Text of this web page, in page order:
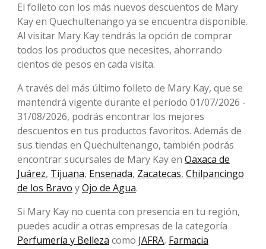
El folleto con los más nuevos descuentos de Mary
Kay en Quechultenango ya se encuentra disponible.
Al visitar Mary Kay tendrás la opción de comprar
todos los productos que necesites, ahorrando
cientos de pesos en cada visita.
A través del más último folleto de Mary Kay, que se
mantendrá vigente durante el periodo 01/07/2026 -
31/08/2026, podrás encontrar los mejores
descuentos en tus productos favoritos. Además de
sus tiendas en Quechultenango, también podrás
encontrar sucursales de Mary Kay en Oaxaca de
Juárez, Tijuana, Ensenada, Zacatecas, Chilpancingo
de los Bravo yOjo de Agua.
Si Mary Kay no cuenta con presencia en tu región,
puedes acudir a otras empresas de la categoría
Perfumería y Belleza como JAFRA, Farmacia